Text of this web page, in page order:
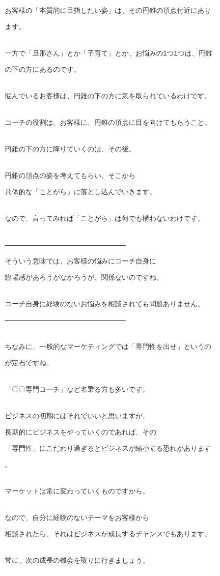
お客様の「本質的に目指したい姿」は、その円錐の頂点付近にあり
ます。
一方で「旦那さん」とか「子育て」とか、お悩みの1つ1つは、円錐
の下の方にあるのです。
悩んでいるお客様は、円錐の下の方に気を取られているわけです。
コーチの役割は、お客様に、円錐の頂点に目を向けてもらうこと。
円錐の下の方に降りていくのは、その後。
円錐の頂点の姿を考えてもらい、そこから
具体的な「ことがら」に落とし込んでいきます。
なので、言ってみれば「ことがら」は何でも構わないわけです。
—————————————————–
そういう意味では、お客様の悩みにコーチ自身に
臨場感があろうがなかろうが、関係ないのですね。
コーチ自身に経験のないお悩みを相談されても問題ありません。
—————————————————–
ちなみに、一般的なマーケティングでは「専門性を出せ」というの
が定石ですね。
「〇〇専門コーチ」など名乗る方も多いです。
ビジネスの初期にはそれでいいと思いますが、
長期的にビジネスをやっていくのであれば、その
「専門性」にこだわり過ぎるとビジネスが縮小する恐れがあります
。
マーケットは常に変わっていくものですから。
なので、自分に経験のないテーマをお客様から
相談されたら、それはビジネスが成長するチャンスでもあります。
常に、次の成長の機会を取りに行きましょう。